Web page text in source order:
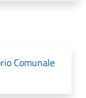
Comunale